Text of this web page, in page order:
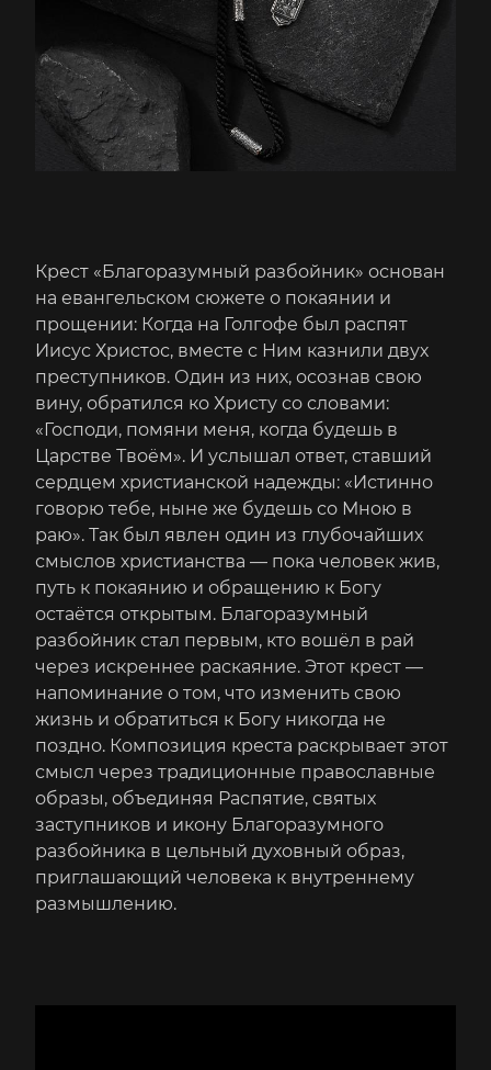
Крест «Благоразумный разбойник» основан
на евангельском сюжете о покаянии и
прощении: Когда на Голгофе был распят
Иисус Христос, вместе с Ним казнили двух
преступников. Один из них, осознав свою
вину, обратился ко Христу со словами:
«Господи, помяни меня, когда будешь в
Царстве Твоём». И услышал ответ, ставший
сердцем христианской надежды: «Истинно
говорю тебе, ныне же будешь со Мною в
раю». Так был явлен один из глубочайших
смыслов христианства — пока человек жив,
путь к покаянию и обращению к Богу
остаётся открытым. Благоразумный
разбойник стал первым, кто вошёл в рай
через искреннее раскаяние. Этот крест —
напоминание о том, что изменить свою
жизнь и обратиться к Богу никогда не
поздно. Композиция креста раскрывает этот
смысл через традиционные православные
образы, объединяя Распятие, святых
заступников и икону Благоразумного
разбойника в цельный духовный образ,
приглашающий человека к внутреннему
размышлению.